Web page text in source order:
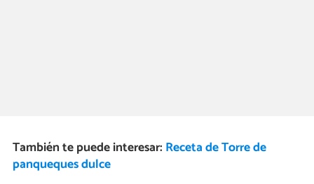
También te puede interesar: Receta de Torre de
panqueques dulce